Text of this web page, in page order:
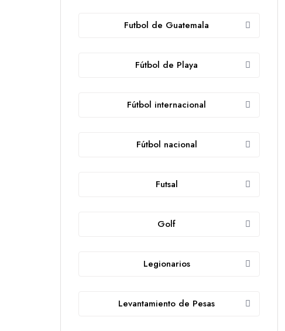
Futbol de Guatemala
Fútbol de Playa
Fútbol internacional
Fútbol nacional
Futsal
Golf
Legionarios
Levantamiento de Pesas